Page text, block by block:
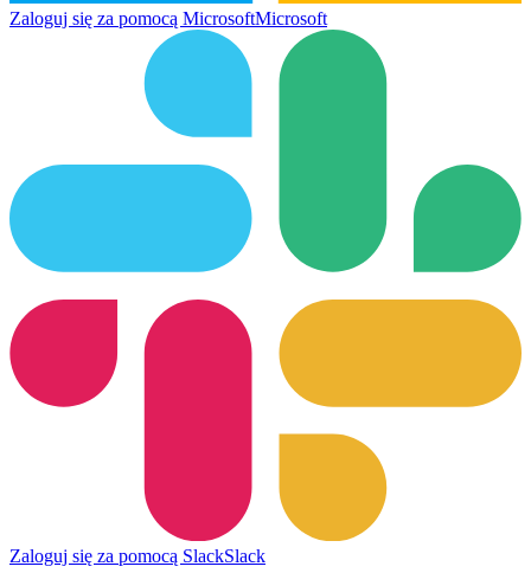
Zaloguj się za pomocą MicrosoftMicrosoft
Zaloguj się za pomocą SlackSlack